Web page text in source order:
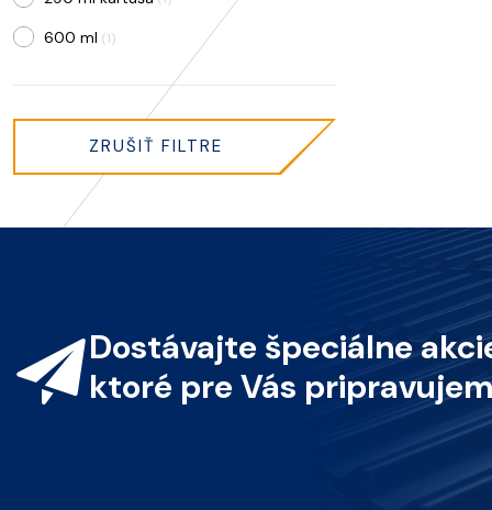
600 ml (1)
ZRUŠIŤ FILTRE
Dostávajte špeciálne
ktoré pre Vás